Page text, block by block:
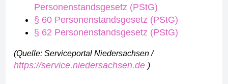
Personenstandsgesetz (PStG)
§ 60 Personenstandsgesetz (PStG)
§ 62 Personenstandsgesetz (PStG)
(Quelle: Serviceportal Niedersachsen /
https://service.niedersachsen.de )